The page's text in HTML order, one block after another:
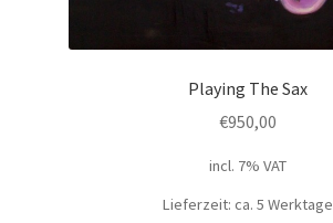
Playing The Sax
€950,00
incl. 7% VAT
Lieferzeit: ca. 5 Werktage